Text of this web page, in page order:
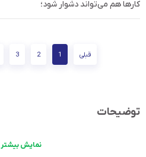
کارها هم می‌تواند دشوار شود؛
قبلی 1
2
3
توضیحات
نمایش بیشتر